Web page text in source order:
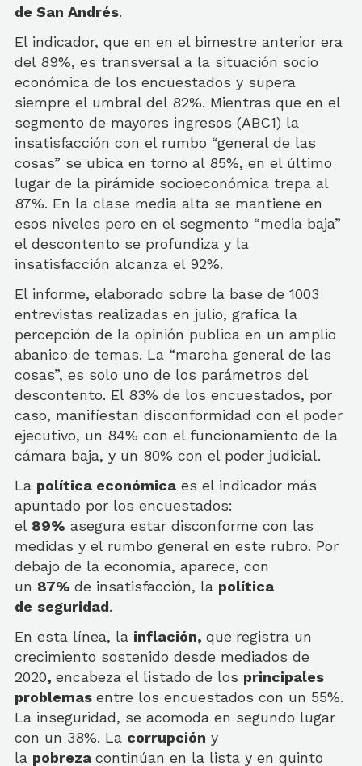
de San Andrés.
El indicador, que en en el bimestre anterior era
del 89%, es transversal a la situación socio
económica de los encuestados y supera
siempre el umbral del 82%. Mientras que en el
segmento de mayores ingresos (ABC1) la
insatisfacción con el rumbo “general de las
cosas” se ubica en torno al 85%, en el último
lugar de la pirámide socioeconómica trepa al
87%. En la clase media alta se mantiene en
esos niveles pero en el segmento “media baja”
el descontento se profundiza y la
insatisfacción alcanza el 92%.
El informe, elaborado sobre la base de 1003
entrevistas realizadas en julio, grafica la
percepción de la opinión publica en un amplio
abanico de temas. La “marcha general de las
cosas”, es solo uno de los parámetros del
descontento. El 83% de los encuestados, por
caso, manifiestan disconformidad con el poder
ejecutivo, un 84% con el funcionamiento de la
cámara baja, y un 80% con el poder judicial.
La política económica es el indicador más
apuntado por los encuestados:
el 89% asegura estar disconforme con las
medidas y el rumbo general en este rubro. Por
debajo de la economía, aparece, con
un 87% de insatisfacción, la política
de seguridad.
En esta línea, la inflación, que registra un
crecimiento sostenido desde mediados de
2020, encabeza el listado de los principales
problemas entre los encuestados con un 55%.
La inseguridad, se acomoda en segundo lugar
con un 38%. La corrupción y
la pobreza continúan en la lista y en quinto